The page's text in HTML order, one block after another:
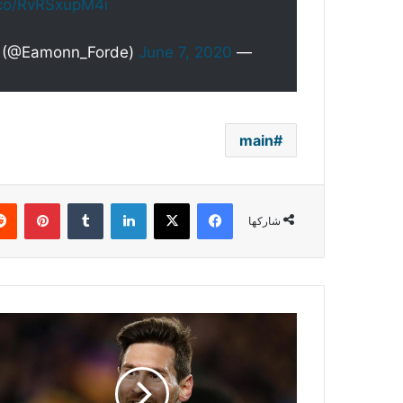
RvRSxupM4i
— Eamonn Forde (@Eamonn_Forde)
June 7, 2020
main
شاركها
فيسبوك ‫X لينكدإن